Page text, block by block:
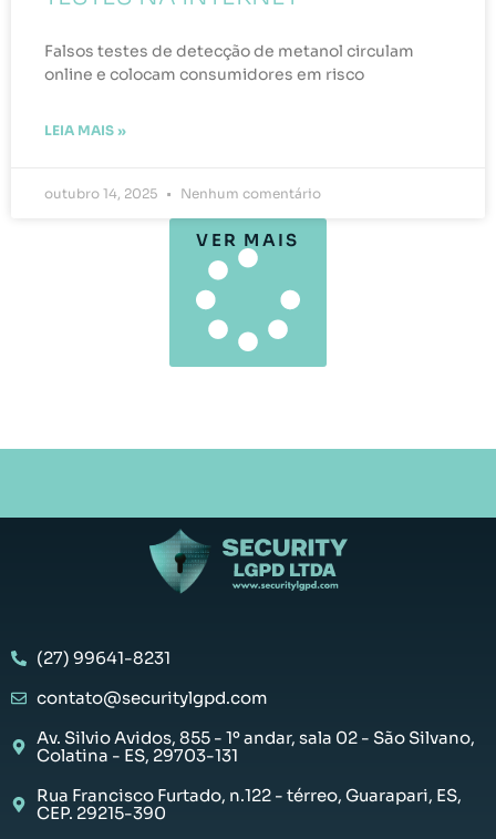
Falsos testes de detecção de metanol circulam
online e colocam consumidores em risco
LEIA MAIS »
outubro 14, 2025 Nenhum comentário
VER MAIS
(27) 99641-8231
contato@securitylgpd.com
Av. Silvio Avidos, 855 - 1º andar, sala 02 - São Silvano,
Colatina - ES, 29703-131
Rua Francisco Furtado, n.122 - térreo, Guarapari, ES,
CEP. 29215-390